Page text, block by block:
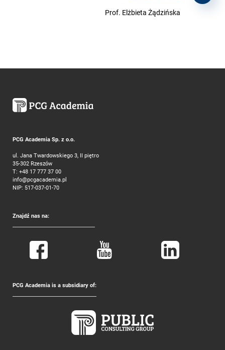
Prof. Elżbieta Żądzińska
PCG Academia Sp. z o.o.
ul. Jana Twardowskiego 3, II piętro
35-302 Rzeszów
T: +48 17 777 37 00
info@pcgacademia.pl
NIP: 517-037-01-70
Znajdź nas na:
PCG Academia is a subsidiary of: